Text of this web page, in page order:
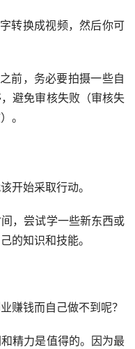
转换成视频，然后你可
前，务必要拍摄一些自
避免审核失败（审核失
。
开始采取行动。
，尝试学一些新东西或
的知识和技能。
赚钱而自己做不到呢？
精力是值得的。因为最